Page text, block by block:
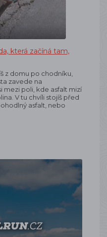
která začíná tam,
z domu po chodníku,
zavede na
mezi poli, kde asfalt mizí
V tu chvíli stojíš před
asfalt, nebo